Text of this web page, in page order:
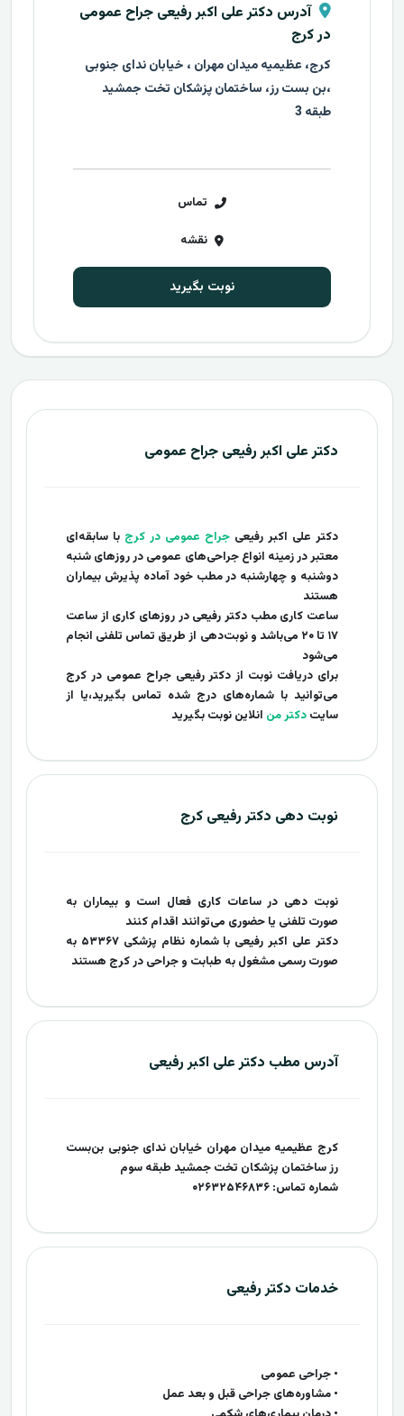
آدرس دکتر علی اکبر رفیعی جراح عمومی
در کرج
کرج، عظیمیه میدان مهران ، خیابان ندای جنوبی
،بن بست رز، ساختمان پزشکان تخت جمشید
طبقه 3
تماس
نقشه
نوبت بگیرید
دکتر علی اکبر رفیعی جراح عمومی
دکتر علی اکبر رفیعیجراح عمومی در کرج با سابقه‌ای
معتبر در زمینه انواع جراحی‌های عمومی در روزهای شنبه
دوشنبه و چهارشنبه در مطب خود آماده پذیرش بیماران
هستند
ساعت کاری مطب دکتر رفیعی در روزهای کاری از ساعت
۱۷ تا ۲۰ می‌باشد و نوبت‌دهی از طریق تماس تلفنی انجام
می‌شود
برای دریافت نوبت از دکتر رفیعی جراح عمومی در کرج
می‌توانید با شماره‌های درج‌ شده تماس بگیرید،یا از
سایتدکتر من انلاین نوبت بگیرید
نوبت دهی دکتر رفیعی کرج
نوبت‌ دهی در ساعات کاری فعال است و بیماران به‌
صورت تلفنی یا حضوری می‌توانند اقدام کنند
دکتر علی اکبر رفیعی با شماره نظام پزشکی ۵۳۳۶۷ به‌
صورت رسمی مشغول به طبابت و جراحی در کرج هستند
آدرس مطب دکتر علی اکبر رفیعی
کرج عظیمیه میدان مهران خیابان ندای جنوبی بن‌بست
رز ساختمان پزشکان تخت جمشید طبقه سوم
شماره تماس: ۰۲۶۳۲۵۴۶۸۳۶
خدمات دکتر رفیعی
• جراحی عمومی
• مشاوره‌های جراحی قبل و بعد عمل